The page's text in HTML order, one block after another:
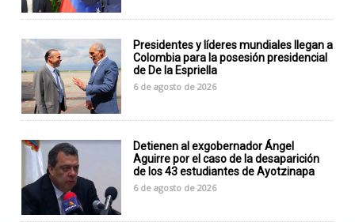
Presidentes y líderes mundiales llegan a
Colombia para la posesión presidencial
de De la Espriella
6 de agosto de 2026
Detienen al exgobernador Ángel
Aguirre por el caso de la desaparición
de los 43 estudiantes de Ayotzinapa
6 de agosto de 2026